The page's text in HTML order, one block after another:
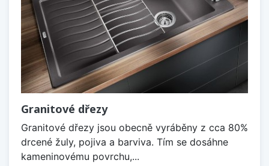
Granitové dřezy
Granitové dřezy jsou obecně vyráběny z cca 80%
drcené žuly, pojiva a barviva. Tím se dosáhne
kameninovému povrchu,...